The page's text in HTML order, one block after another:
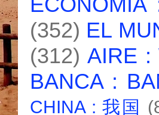
(352) EL
(312) AIRE :
BANCA :
CHINA : 我国